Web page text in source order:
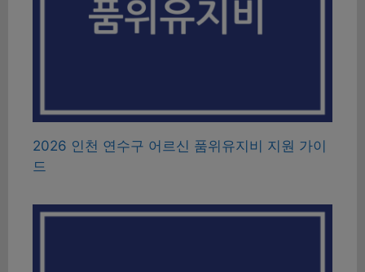
2026 인천 연수구 어르신 품위유지비 지원 가이
드